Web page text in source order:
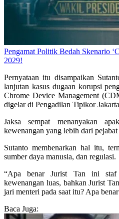
Pengamat Politik Bedah Skenario
2029!
Pernyataan itu disampaikan
lanjutan kasus dugaan korupsi
Chrome Device Management
digelar di Pengadilan Tipikor
Jaksa sempat menanyakan
kewenangan yang lebih dari
Sutanto membenarkan hal itu,
sumber daya manusia, dan regulasi.
“Apa benar Jurist Tan ini staf
kewenangan luas, bahkan Jurist
jari menteri pada saat itu? Apa
Baca Juga: